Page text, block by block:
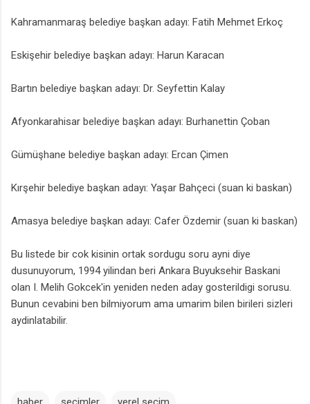
Kahramanmaraş belediye başkan adayı: Fatih Mehmet Erkoç
Eskişehir belediye başkan adayı: Harun Karacan
Bartın belediye başkan adayı: Dr. Seyfettin Kalay
Afyonkarahisar belediye başkan adayı: Burhanettin Çoban
Gümüşhane belediye başkan adayı: Ercan Çimen
Kırşehir belediye başkan adayı: Yaşar Bahçeci (suan ki baskan)
Amasya belediye başkan adayı: Cafer Özdemir (suan ki baskan)
Bu listede bir cok kisinin ortak sordugu soru ayni diye
dusunuyorum, 1994 yilindan beri Ankara Buyuksehir Baskani
olan I. Melih Gokcek'in yeniden neden aday gosterildigi sorusu.
Bunun cevabini ben bilmiyorum ama umarim bilen birileri sizleri
aydinlatabilir.